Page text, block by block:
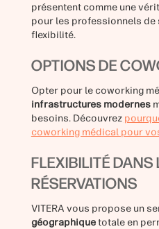
présentent comme une
pour les professionnels de
flexibilité.
OPTIONS DE
Opter pour le coworking
infrastructures modernes
besoins. Découvrez
coworking médical pour
FLEXIBILITÉ DANS
RÉSERVATIONS
VITERA vous propose un
géographiquetotale en